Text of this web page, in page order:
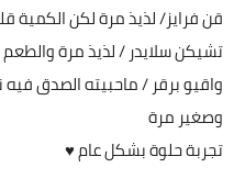
قن فرايز/ لذيذ مرة لكن الكمية
تشيكن سلايدر / لذيذ مرة
واقيو برقر / ماحبيته الصدق
وصغير مرة
تجربة حلوة بشكل عام ♥️